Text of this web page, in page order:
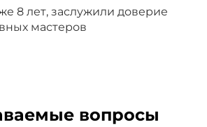
8 лет, заслужили доверие
мастеров
вопросы